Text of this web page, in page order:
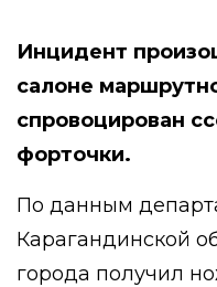
Инцидент
салоне
спровоцирован
форточки.
По данным
Карагандинской
города получил